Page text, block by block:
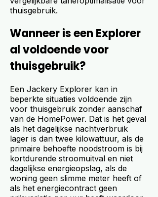
thuisgebruik.
Wanneer is een Explorer
al voldoende voor
thuisgebruik?
Een Jackery Explorer kan in
beperkte situaties voldoende zijn
voor thuisgebruik zonder aanschaf
van de HomePower. Dat is het geval
als het dagelijkse nachtverbruik
lager is dan twee kilowattuur, als de
primaire behoefte noodstroom is bij
kortdurende stroomuitval en niet
dagelijkse energieopslag, als de
woning geen slimme meter heeft of
als het energiecontract geen